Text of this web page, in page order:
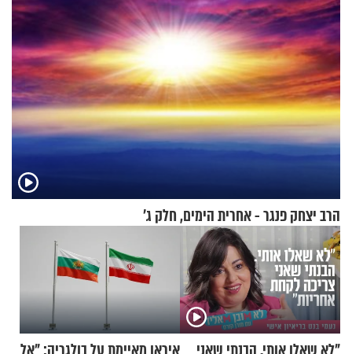
הרב יצחק פנגר - אחרית הימים, חלק ג’